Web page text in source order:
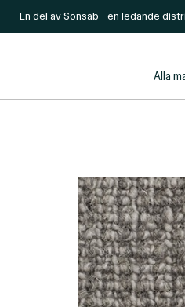
En del av Sonsab - en ledande
Alla